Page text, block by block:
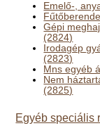
Emelő-,
Gépi
(2824)
Irodagép
(2823)
Mns egyéb
Nem
(2825)
Egyéb speciális